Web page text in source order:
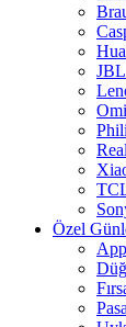
JBL
Özel